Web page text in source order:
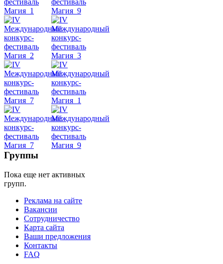
Belly
уроки
школы
Группы
Пока еще нет активных
групп.
Реклама на сайте
Вакансии
Сотрудничество
Карта сайта
Ваши предложения
Контакты
FAQ